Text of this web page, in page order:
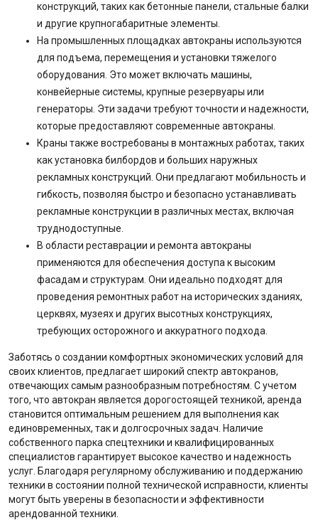
конструкций, таких как бетонные панели, стальные балки
и другие крупногабаритные элементы.
На промышленных площадках автокраны используются
для подъема, перемещения и установки тяжелого
оборудования. Это может включать машины,
конвейерные системы, крупные резервуары или
генераторы. Эти задачи требуют точности и надежности,
которые предоставляют современные автокраны.
Краны также востребованы в монтажных работах, таких
как установка билбордов и больших наружных
рекламных конструкций. Они предлагают мобильность и
гибкость, позволяя быстро и безопасно устанавливать
рекламные конструкции в различных местах, включая
труднодоступные.
В области реставрации и ремонта автокраны
применяются для обеспечения доступа к высоким
фасадам и структурам. Они идеально подходят для
проведения ремонтных работ на исторических зданиях,
церквях, музеях и других высотных конструкциях,
требующих осторожного и аккуратного подхода.
Заботясь о создании комфортных экономических условий для
своих клиентов, предлагает широкий спектр автокранов,
отвечающих самым разнообразным потребностям. С учетом
того, что автокран является дорогостоящей техникой, аренда
становится оптимальным решением для выполнения как
единовременных, так и долгосрочных задач. Наличие
собственного парка спецтехники и квалифицированных
специалистов гарантирует высокое качество и надежность
услуг. Благодаря регулярному обслуживанию и поддержанию
техники в состоянии полной технической исправности, клиенты
могут быть уверены в безопасности и эффективности
арендованной техники.